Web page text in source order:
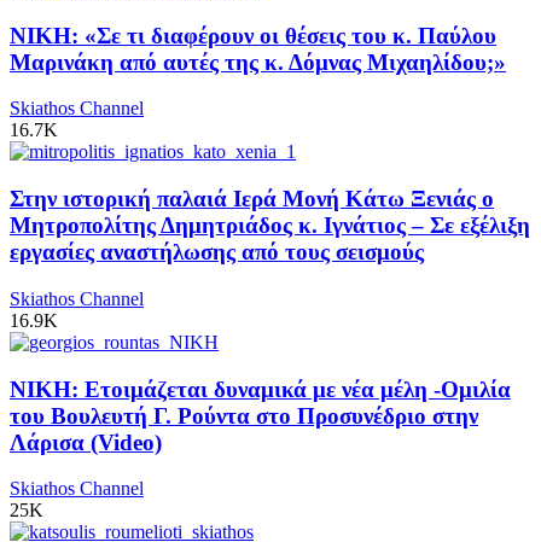
ΝΙΚΗ: «Σε τι διαφέρουν οι θέσεις του κ. Παύλου
Μαρινάκη από αυτές της κ. Δόμνας Μιχαηλίδου;»
Skiathos Channel
16.7K
Στην ιστορική παλαιά Ιερά Μονή Κάτω Ξενιάς ο
Μητροπολίτης Δημητριάδος κ. Ιγνάτιος – Σε εξέλιξη
εργασίες αναστήλωσης από τους σεισμούς
Skiathos Channel
16.9K
ΝΙΚΗ: Ετοιμάζεται δυναμικά με νέα μέλη -Ομιλία
του Βουλευτή Γ. Ρούντα στο Προσυνέδριο στην
Λάρισα (Video)
Skiathos Channel
25K